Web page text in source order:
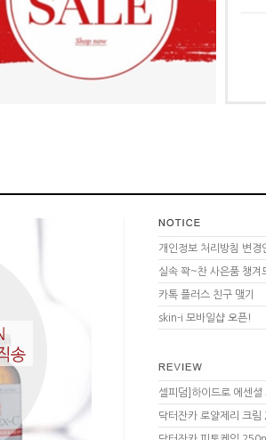
개인정보 처리방침 변경
실속 꽉~찬 사은품 챙겨
카톡 플러스 친구 맺기
skin-i 모바일샵 오픈!
셀피덤]하이드로 에센
닥터잔카 로얄제리 크